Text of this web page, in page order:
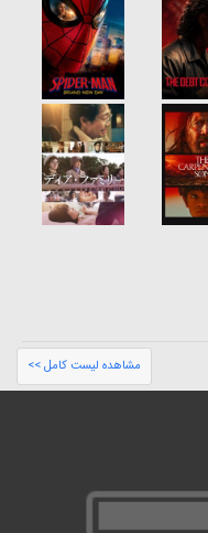
مشاهده لیست کامل >>